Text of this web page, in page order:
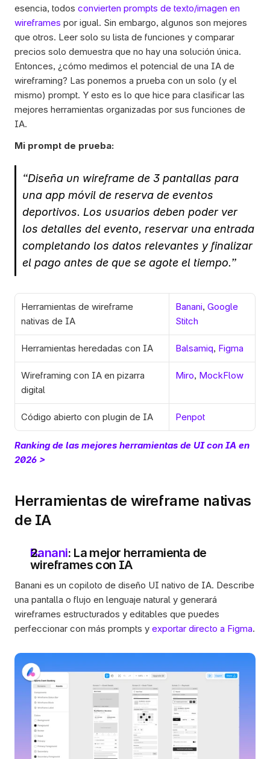
esencia, todos convierten prompts de texto/imagen en
wireframes por igual. Sin embargo, algunos son mejores
que otros. Leer solo su lista de funciones y comparar
precios solo demuestra que no hay una solución única.
Entonces, ¿cómo medimos el potencial de una IA de
wireframing? Las ponemos a prueba con un solo (y el
mismo) prompt. Y esto es lo que hice para clasificar las
mejores herramientas organizadas por sus funciones de
IA.
Mi prompt de prueba:
“Diseña un wireframe de 3 pantallas para
una app móvil de reserva de eventos
deportivos. Los usuarios deben poder ver
los detalles del evento, reservar una entrada
completando los datos relevantes y finalizar
el pago antes de que se agote el tiempo.”
Herramientas de wireframe
nativas de IA
Banani, Google
Stitch
Herramientas heredadas con IA Balsamiq, Figma
Wireframing con IA en pizarra
digital
Miro, MockFlow
Código abierto con plugin de IA Penpot
Ranking de las mejores herramientas de UI con IA en
2026 >
Herramientas de wireframe nativas
de IA
Banani: La mejor herramienta de
wireframes con IA
Banani es un copiloto de diseño UI nativo de IA. Describe
una pantalla o flujo en lenguaje natural y generará
wireframes estructurados y editables que puedes
perfeccionar con más prompts y exportar directo a Figma.